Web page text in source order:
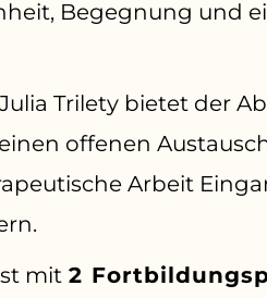
Begegnung und
Trilety bietet der
offenen
Arbeit
mit 2